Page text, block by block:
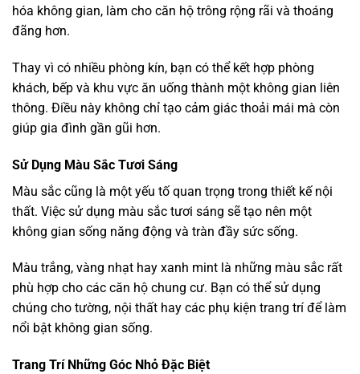
hóa không gian, làm cho căn hộ trông rộng rãi và thoáng
đãng hơn.
Thay vì có nhiều phòng kín, bạn có thể kết hợp phòng
khách, bếp và khu vực ăn uống thành một không gian liên
thông. Điều này không chỉ tạo cảm giác thoải mái mà còn
giúp gia đình gần gũi hơn.
Sử Dụng Màu Sắc Tươi Sáng
Màu sắc cũng là một yếu tố quan trọng trong thiết kế nội
thất. Việc sử dụng màu sắc tươi sáng sẽ tạo nên một
không gian sống năng động và tràn đầy sức sống.
Màu trắng, vàng nhạt hay xanh mint là những màu sắc rất
phù hợp cho các căn hộ chung cư. Bạn có thể sử dụng
chúng cho tường, nội thất hay các phụ kiện trang trí để làm
nổi bật không gian sống.
Trang Trí Những Góc Nhỏ Đặc Biệt